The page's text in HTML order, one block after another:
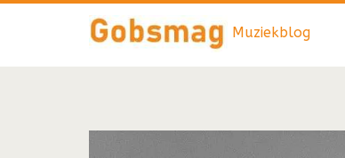
Muziekblog